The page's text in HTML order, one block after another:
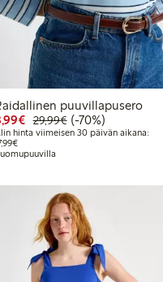
€
puuvillapusero
Alennettu hinta: 8,99 €
29,99€Normaalihinta:
70% alennus
(-70%)
hinta viimeisen 30 päivän aikana:
Alin hinta viimeisen 30 päivän